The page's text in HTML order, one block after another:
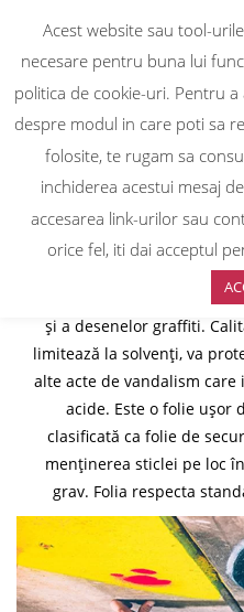
FOLIE
Folia transparenta
protecție eficientă
și a desenelor graffiti.
limitează la solvenți, va
alte acte de vandalism
acide. Este o folie ușor
clasificată ca folie de
menținerea sticlei pe loc
grav. Folia respecta
Acest website sau tool-
necesare pentru buna lui
politica de cookie-uri. Pentru
despre modul in care poti sa
folosite, te rugam sa
inchiderea acestui mesaj
accesarea link-urilor sau
orice fel, iti dai acceptul